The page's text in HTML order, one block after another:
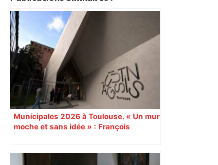
Municipales 2026 à Toulouse. « Un mur
moche et sans idée » : François